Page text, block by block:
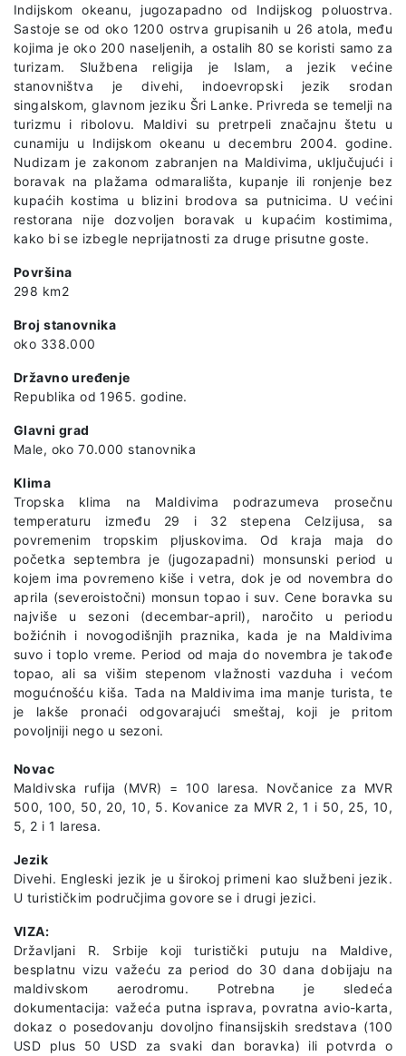
Indijskom okeanu, jugozapadno od Indijskog poluostrva.
Sastoje se od oko 1200 ostrva grupisanih u 26 atola, među
kojima je oko 200 naseljenih, a ostalih 80 se koristi samo za
turizam. Službena religija je Islam, a jezik većine
stanovništva je divehi, indoevropski jezik srodan
singalskom, glavnom jeziku Šri Lanke. Privreda se temelji na
turizmu i ribolovu. Maldivi su pretrpeli značajnu štetu u
cunamiju u Indijskom okeanu u decembru 2004. godine.
Nudizam je zakonom zabranjen na Maldivima, uključujući i
boravak na plažama odmarališta, kupanje ili ronjenje bez
kupaćih kostima u blizini brodova sa putnicima. U većini
restorana nije dozvoljen boravak u kupaćim kostimima,
kako bi se izbegle neprijatnosti za druge prisutne goste.
Površina
298 km2
Broj stanovnika
oko 338.000
Državno uređenje
Republika od 1965. godine.
Glavni grad
Male, oko 70.000 stanovnika
Klima
Tropska klima na Maldivima podrazumeva prosečnu
temperaturu između 29 i 32 stepena Celzijusa, sa
povremenim tropskim pljuskovima. Od kraja maja do
početka septembra je (jugozapadni) monsunski period u
kojem ima povremeno kiše i vetra, dok je od novembra do
aprila (severoistočni) monsun topao i suv. Cene boravka su
najviše u sezoni (decembar-april), naročito u periodu
božićnih i novogodišnjih praznika, kada je na Maldivima
suvo i toplo vreme. Period od maja do novembra je takođe
topao, ali sa višim stepenom vlažnosti vazduha i većom
mogućnošću kiša. Tada na Maldivima ima manje turista, te
je lakše pronaći odgovarajući smeštaj, koji je pritom
povoljniji nego u sezoni.
Novac
Maldivska rufija (MVR) = 100 laresa. Novčanice za MVR
500, 100, 50, 20, 10, 5. Kovanice za MVR 2, 1 i 50, 25, 10,
5, 2 i 1 laresa.
Jezik
Divehi. Engleski jezik je u širokoj primeni kao službeni jezik.
U turističkim područjima govore se i drugi jezici.
VIZA:
Državljani R. Srbije koji turistički putuju na Maldive,
besplatnu vizu važeću za period do 30 dana dobijaju na
maldivskom aerodromu. Potrebna je sledeća
dokumentacija: važeća putna isprava, povratna avio-karta,
dokaz o posedovanju dovoljno finansijskih sredstava (100
USD plus 50 USD za svaki dan boravka) ili potvrda o